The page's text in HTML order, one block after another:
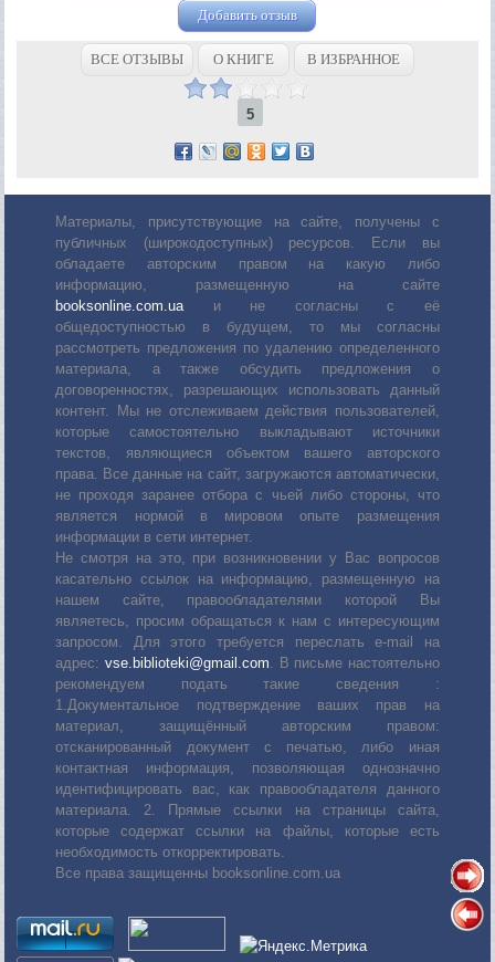
Добавить отзыв
ВСЕ ОТЗЫВЫ О КНИГЕ В ИЗБРАННОЕ
5
Материалы, присутствующие на сайте, получены с
публичных (широкодоступных) ресурсов. Если вы
обладаете авторским правом на какую либо
информацию, размещенную на сайте
booksonline.com.uaи не согласны с её
общедоступностью в будущем, то мы согласны
рассмотреть предложения по удалению определенного
материала, а также обсудить предложения о
договоренностях, разрешающих использовать данный
контент. Мы не отслеживаем действия пользователей,
которые самостоятельно выкладывают источники
текстов, являющиеся объектом вашего авторского
права. Все данные на сайт, загружаются автоматически,
не проходя заранее отбора с чьей либо стороны, что
является нормой в мировом опыте размещения
информации в сети интернет.
Не смотря на это, при возникновении у Вас вопросов
касательно ссылок на информацию, размещенную на
нашем сайте, правообладателями которой Вы
являетесь, просим обращаться к нам с интересующим
запросом. Для этого требуется переслать е-mail на
адрес: vse.biblioteki@gmail.com. В письме настоятельно
рекомендуем подать такие сведения :
1.Документальное подтверждение ваших прав на
материал, защищённый авторским правом:
отсканированный документ с печатью, либо иная
контактная информация, позволяющая однозначно
идентифицировать вас, как правообладателя данного
материала. 2. Прямые ссылки на страницы сайта,
которые содержат ссылки на файлы, которые есть
необходимость откорректировать.
Все права защищенны booksonline.com.ua